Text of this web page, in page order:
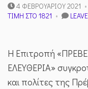
4 ΦΕΒΡΟΥΑΡΊΟΥ 2021
ΤΙΜΉ ΣΤΟ 1821
H Επιτροπή
ΕΛΕΥΘΕΡΙΑ»
και πολίτες της